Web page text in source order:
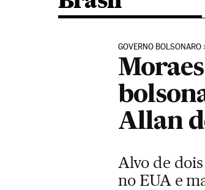
GOVERNO BOLSONARO
Allan
Alvo de
no EUA e